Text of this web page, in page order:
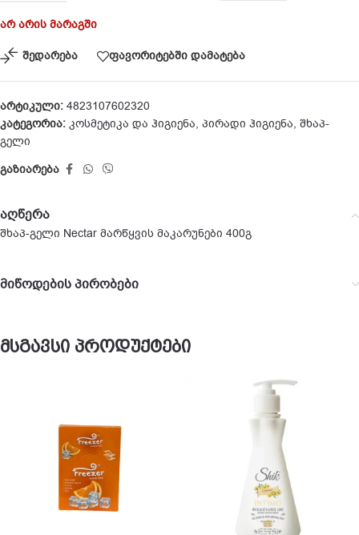
არ არის მარაგში
შედარება ფავორიტებში დამატება
არტიკული: 4823107602320
კატეგორია: კოსმეტიკა და ჰიგიენა, პირადი ჰიგიენა, შხაპ-
გელი
გაზიარება
აღწერა
შხაპ-გელი Nectar მარწყვის მაკარუნები 400გ
მიწოდების პირობები
მსგავსი პროდუქტები